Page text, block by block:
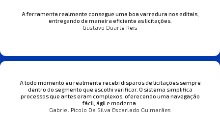
A ferramenta realmente consegue uma boa varredura nos editais,
entregando de maneira eficiente as licitações.
Gustavo Duarte Reis
A todo momento eu realmente recebi disparos de licitações sempre
dentro do segmento que escolhi verificar. O sistema simplifica
processos que antes eram complexos, oferecendo uma navegação
fácil, ágil e moderna.
Gabriel Picolo Da Silva Escarlado Guimarães